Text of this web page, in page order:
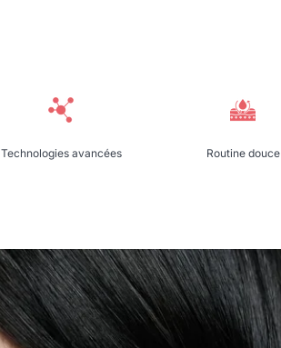
Technologies avancées Routine douce